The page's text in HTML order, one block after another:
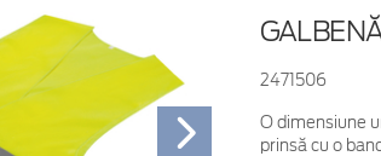
2471506
O dimensiune
prinsă cu o